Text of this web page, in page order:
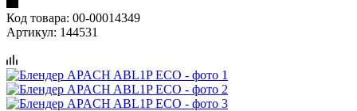
Код товара: 00-00014349
Артикул: 144531